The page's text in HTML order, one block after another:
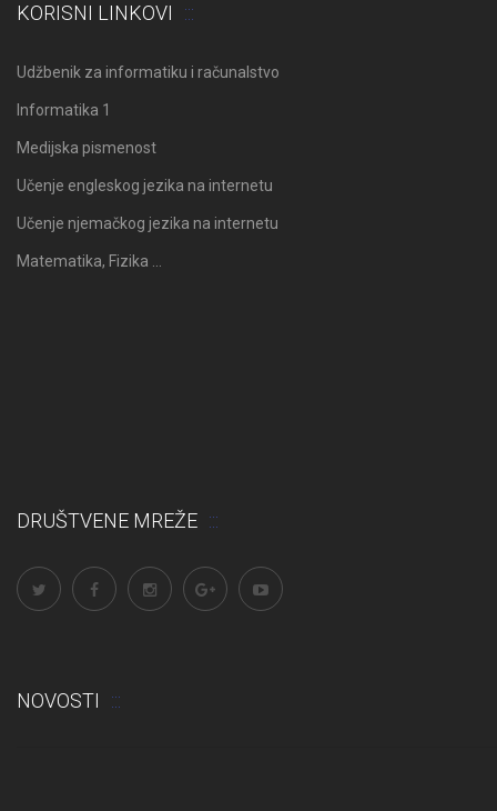
KORISNI LINKOVI
Udžbenik za informatiku i računalstvo
Informatika 1
Medijska pismenost
Učenje engleskog jezika na internetu
Učenje njemačkog jezika na internetu
Matematika, Fizika …
DRUŠTVENE MREŽE
NOVOSTI